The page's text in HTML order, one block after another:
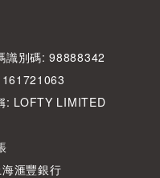
識別碼: 98888342
: LOFTY LIMITED
滙豐銀行